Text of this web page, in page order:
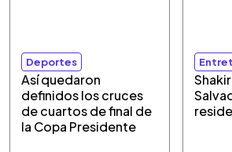
Deportes
Así quedaron
definidos los cruces
de cuartos de final de
la Copa Presidente